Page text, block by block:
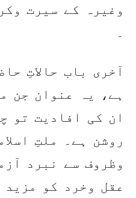
وغیرہ کے سیرت
۔
آخری باب حالاتِ
ہے، یہ عنوان جن
ان کی افادیت تو
روشن ہے۔ ملتِ
وظروف سے نبرد
عقل وخرد کو مزید